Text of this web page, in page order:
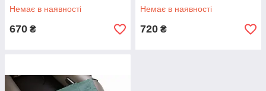
Немає в наявності
670 ₴
Немає в наявності
720 ₴